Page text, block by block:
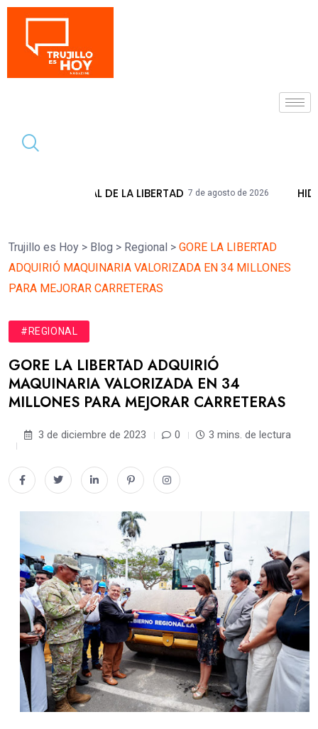
7 de agosto de 2026 HIDRANDINA ADVIERTE
Trujillo es Hoy > Blog > Regional > GORE LA LIBERTAD
ADQUIRIÓ MAQUINARIA VALORIZADA EN 34 MILLONES
PARA MEJORAR CARRETERAS
#REGIONAL
GORE LA LIBERTAD ADQUIRIÓ
MAQUINARIA VALORIZADA EN 34
MILLONES PARA MEJORAR CARRETERAS
3 de diciembre de 2023 0 3 mins. de lectura